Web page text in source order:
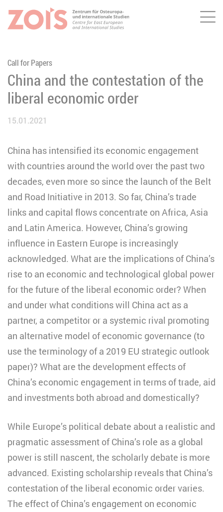
ZUM HAUPTINHALT SPRINGEN
ZUR SUCHE SPRINGEN
Call for Papers
China and the contestation of the
liberal economic order
15.01.2021
China has intensified its economic engagement
with countries around the world over the past two
decades, even more so since the launch of the Belt
and Road Initiative in 2013. So far, China’s trade
links and capital flows concentrate on Africa, Asia
and Latin America. However, China’s growing
influence in Eastern Europe is increasingly
acknowledged. What are the implications of China’s
rise to an economic and technological global power
for the future of the liberal economic order? When
and under what conditions will China act as a
partner, a competitor or a systemic rival promoting
an alternative model of economic governance (to
use the terminology of a 2019 EU strategic outlook
paper)? What are the development effects of
China’s economic engagement in terms of trade, aid
and investments both abroad and domestically?
While Europe’s political debate about a realistic and
pragmatic assessment of China’s role as a global
power is still nascent, the scholarly debate is more
advanced. Existing scholarship reveals that China’s
contestation of the liberal economic order varies.
The effect of China’s engagement on economic